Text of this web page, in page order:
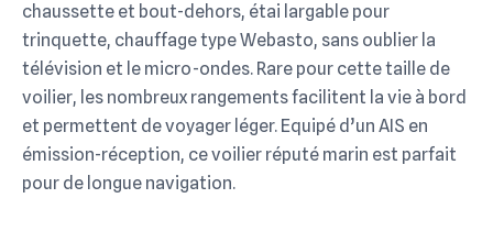
chaussette et bout-dehors, étai largable pour
trinquette, chauffage type Webasto, sans oublier la
télévision et le micro-ondes. Rare pour cette taille de
voilier, les nombreux rangements facilitent la vie à bord
et permettent de voyager léger. Equipé d’un AIS en
émission-réception, ce voilier réputé marin est parfait
pour de longue navigation.